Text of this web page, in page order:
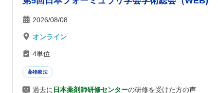
2026/08/08
オンライン
4単位
薬物療法
過去に 日本薬剤師研修センターの研修を受けた方の声